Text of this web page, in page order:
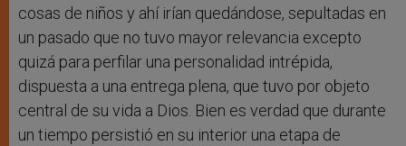
cosas de niños y ahí irían quedándose, sepultadas en
un pasado que no tuvo mayor relevancia excepto
quizá para perfilar una personalidad intrépida,
dispuesta a una entrega plena, que tuvo por objeto
central de su vida a Dios. Bien es verdad que durante
un tiempo persistió en su interior una etapa de